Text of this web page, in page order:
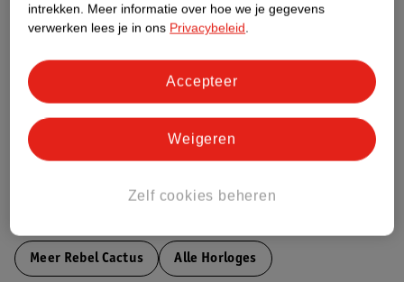
Nature Impact Score
Impact Score.
Meer informatie
Bestel & Bezorginformatie
Meer Rebel Cactus Alle Horloges
intrekken. Meer informatie over hoe we je gegevens
verwerken lees je in ons Privacybeleid.
Zelf cookies beheren
Weigeren
Accepteer